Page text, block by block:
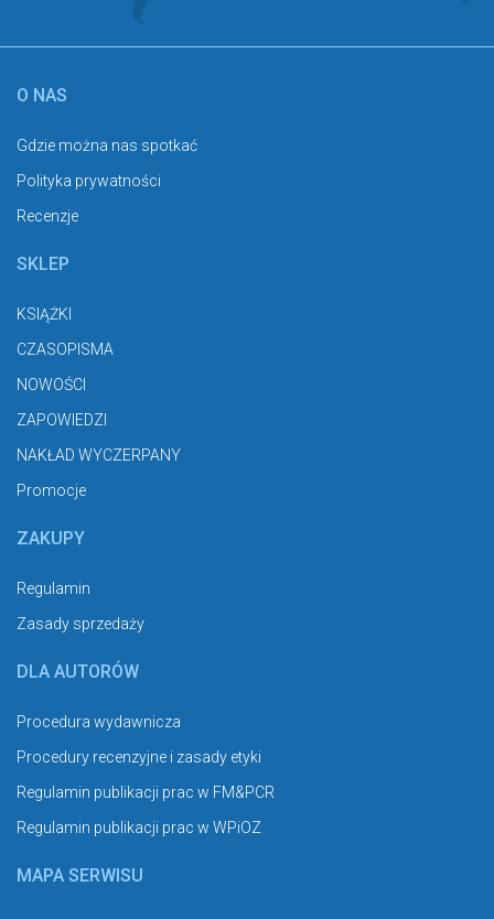
O NAS
Gdzie można nas spotkać
Polityka prywatności
Recenzje
SKLEP
KSIĄŻKI
CZASOPISMA
NOWOŚCI
ZAPOWIEDZI
NAKŁAD WYCZERPANY
Promocje
ZAKUPY
Regulamin
Zasady sprzedaży
DLA AUTORÓW
Procedura wydawnicza
Procedury recenzyjne i zasady etyki
Regulamin publikacji prac w FM&PCR
Regulamin publikacji prac w WPiOZ
MAPA SERWISU